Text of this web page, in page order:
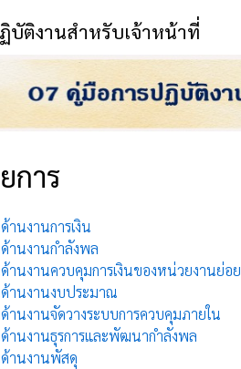
บัติงานสำหรับเจ้าหน้าที่
การ
นงานการเงิน
านงานกำลังพล
นงานควบคุมการเงินของหน่วยงานย่อย
านงานงบประมาณ
นงานจัดวางระบบการควบคุมภายใน
านงานธุรการและพัฒนากำลังพล
านงานพัสดุ